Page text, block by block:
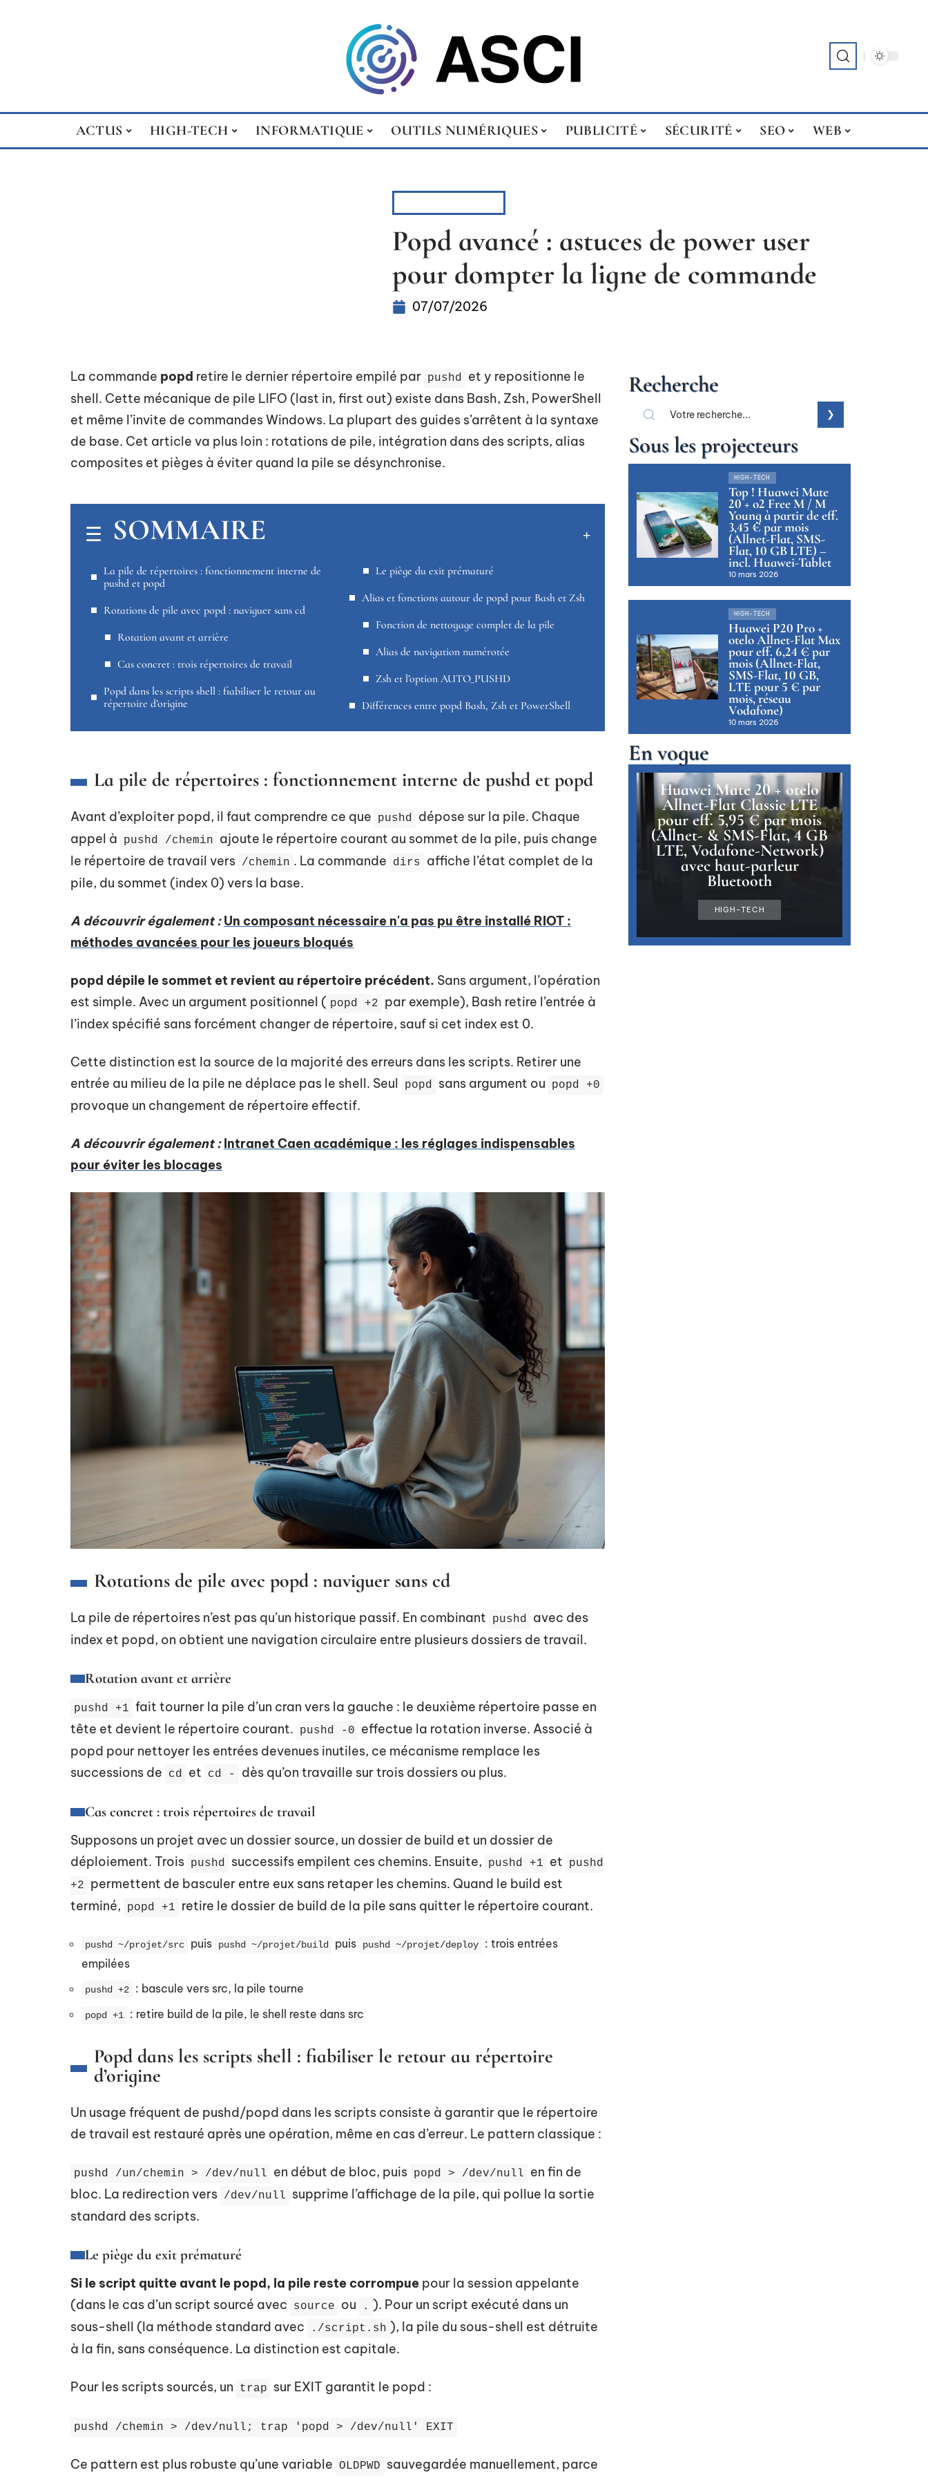
ACTUS HIGH-TECH INFORMATIQUE OUTILS NUMÉRIQUES PUBLICITÉ SÉCURITÉ SEO WEB
Popd avancé : astuces de power user
pour dompter la ligne de commande
07/07/2026
La commande popd retire le dernier répertoire empilé par pushd
et y repositionne le
shell. Cette mécanique de pile LIFO (last in, first out) existe dans Bash, Zsh, PowerShell
et même l’invite de commandes Windows. La plupart des guides s’arrêtent à la syntaxe
de base. Cet article va plus loin : rotations de pile, intégration dans des scripts, alias
composites et pièges à éviter quand la pile se désynchronise.
SOMMAIRE
La pile de répertoires : fonctionnement interne de
pushd et popd
Rotations de pile avec popd : naviguer sans cd
Rotation avant et arrière
Cas concret : trois répertoires de travail
Popd dans les scripts shell : fiabiliser le retour au
répertoire d’origine
Le piège du exit prématuré
Alias et fonctions autour de popd pour Bash et Zsh
Fonction de nettoyage complet de la pile
Alias de navigation numérotée
Zsh et l’option AUTO_PUSHD
Différences entre popd Bash, Zsh et PowerShell
La pile de répertoires : fonctionnement interne de pushd et popd
Avant d’exploiter popd, il faut comprendre ce que pushd
dépose sur la pile. Chaque
appel à
pushd /chemin
ajoute le répertoire courant au sommet de la pile, puis change
le répertoire de travail vers /chemin . La commande dirs
affiche l’état complet de la
pile, du sommet (index 0) vers la base.
A découvrir également : Un composant nécessaire n'a pas pu être installé RIOT :
méthodes avancées pour les joueurs bloqués
popd dépile le sommet et revient au répertoire précédent. Sans argument, l’opération
est simple. Avec un argument positionnel ( popd +2
par exemple), Bash retire l’entrée à
l’index spécifié sans forcément changer de répertoire, sauf si cet index est 0.
Cette distinction est la source de la majorité des erreurs dans les scripts. Retirer une
entrée au milieu de la pile ne déplace pas le shell. Seul
popd sans argument ou popd +0
provoque un changement de répertoire effectif.
A découvrir également : Intranet Caen académique : les réglages indispensables
pour éviter les blocages
Rotations de pile avec popd : naviguer sans cd
La pile de répertoires n’est pas qu’un historique passif. En combinant pushd
avec des
index et popd, on obtient une navigation circulaire entre plusieurs dossiers de travail.
Rotation avant et arrière
pushd +1 fait tourner la pile d’un cran vers la gauche : le deuxième répertoire passe en
tête et devient le répertoire courant.
pushd -0
effectue la rotation inverse. Associé à
popd pour nettoyer les entrées devenues inutiles, ce mécanisme remplace les
successions de
cd et cd - dès qu’on travaille sur trois dossiers ou plus.
Cas concret : trois répertoires de travail
Supposons un projet avec un dossier source, un dossier de build et un dossier de
déploiement. Trois pushd successifs empilent ces chemins. Ensuite, pushd +1 et
pushd
+2
permettent de basculer entre eux sans retaper les chemins. Quand le build est
terminé,
popd +1 retire le dossier de build de la pile sans quitter le répertoire courant.
pushd ~/projet/src puis pushd ~/projet/build puis pushd ~/projet/deploy
: trois entrées
empilées
pushd +2 : bascule vers src, la pile tourne
popd +1 : retire build de la pile, le shell reste dans src
Popd dans les scripts shell : fiabiliser le retour au répertoire
d’origine
Un usage fréquent de pushd/popd dans les scripts consiste à garantir que le répertoire
de travail est restauré après une opération, même en cas d’erreur. Le pattern classique :
pushd /un/chemin > /dev/null en début de bloc, puis popd > /dev/null
en fin de
bloc. La redirection vers /dev/null
supprime l’affichage de la pile, qui pollue la sortie
standard des scripts.
Le piège du exit prématuré
Si le script quitte avant le popd, la pile reste corrompue pour la session appelante
(dans le cas d’un script sourcé avec
source ou . ). Pour un script exécuté dans un
sous-shell (la méthode standard avec
./script.sh ), la pile du sous-shell est détruite
à la fin, sans conséquence. La distinction est capitale.
Pour les scripts sourcés, un trap sur EXIT garantit le popd :
pushd /chemin > /dev/null; trap 'popd > /dev/null' EXIT
Ce pattern est plus robuste qu’une variable OLDPWD sauvegardée manuellement, parce
Recherche
Sous les projecteurs
HIGH-TECH
Top ! Huawei Mate
20 + o2 Free M / M
Young à partir de eff.
3,45 € par mois
(Allnet-Flat, SMS-
Flat, 10 GB LTE) –
incl. Huawei-Tablet
10 mars 2026
HIGH-TECH
Huawei P20 Pro +
otelo Allnet-Flat Max
pour eff. 6,24 € par
mois (Allnet-Flat,
SMS-Flat, 10 GB,
LTE pour 5 € par
mois, réseau
Vodafone)
10 mars 2026
En vogue
Huawei Mate 20 + otelo
Allnet-Flat Classic LTE
pour eff. 5,95 € par mois
(Allnet- & SMS-Flat, 4 GB
LTE, Vodafone-Network)
avec haut-parleur
Bluetooth
HIGH-TECH